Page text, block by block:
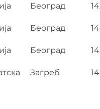
Београд
Београд
Београд
Загреб